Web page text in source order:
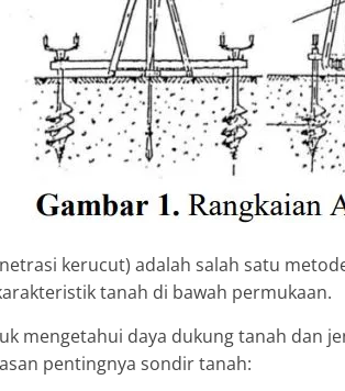
kerucut) adalah salah satu
tanah di bawah permukaan.
mengetahui daya dukung tanah dan
pentingnya sondir tanah: